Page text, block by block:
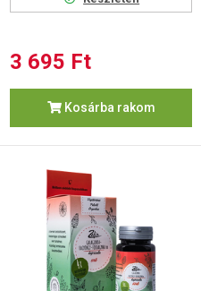
3 695 Ft
Kosárba rakom